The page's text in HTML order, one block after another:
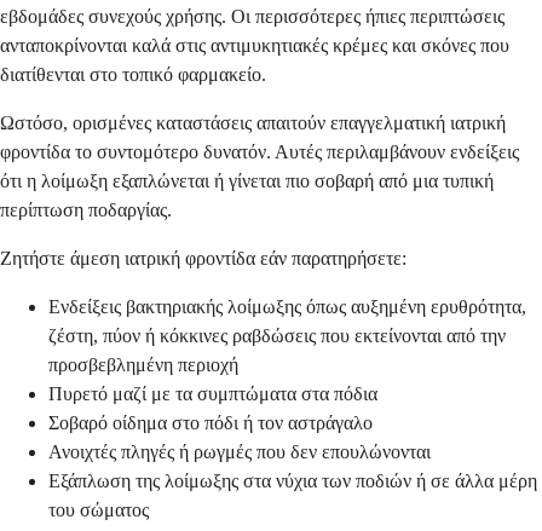
εβδομάδες συνεχούς χρήσης. Οι περισσότερες ήπιες περιπτώσεις
ανταποκρίνονται καλά στις αντιμυκητιακές κρέμες και σκόνες που
διατίθενται στο τοπικό φαρμακείο.
Ωστόσο, ορισμένες καταστάσεις απαιτούν επαγγελματική ιατρική
φροντίδα το συντομότερο δυνατόν. Αυτές περιλαμβάνουν ενδείξεις
ότι η λοίμωξη εξαπλώνεται ή γίνεται πιο σοβαρή από μια τυπική
περίπτωση ποδαργίας.
Ζητήστε άμεση ιατρική φροντίδα εάν παρατηρήσετε:
Ενδείξεις βακτηριακής λοίμωξης όπως αυξημένη ερυθρότητα,
ζέστη, πύον ή κόκκινες ραβδώσεις που εκτείνονται από την
προσβεβλημένη περιοχή
Πυρετό μαζί με τα συμπτώματα στα πόδια
Σοβαρό οίδημα στο πόδι ή τον αστράγαλο
Ανοιχτές πληγές ή ρωγμές που δεν επουλώνονται
Εξάπλωση της λοίμωξης στα νύχια των ποδιών ή σε άλλα μέρη
του σώματος